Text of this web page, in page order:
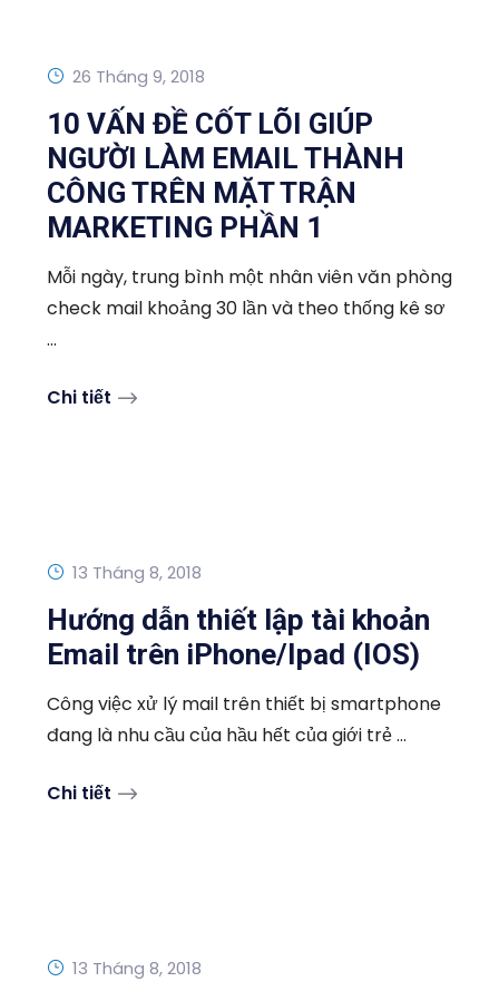
26 Tháng 9, 2018
10 VẤN ĐỀ CỐT LÕI GIÚP
NGƯỜI LÀM EMAIL THÀNH
CÔNG TRÊN MẶT TRẬN
MARKETING PHẦN 1
Mỗi ngày, trung bình một nhân viên văn phòng
check mail khoảng 30 lần và theo thống kê sơ
...
Chi tiết
13 Tháng 8, 2018
Hướng dẫn thiết lập tài khoản
Email trên iPhone/Ipad (IOS)
Công việc xử lý mail trên thiết bị smartphone
đang là nhu cầu của hầu hết của giới trẻ ...
Chi tiết
13 Tháng 8, 2018